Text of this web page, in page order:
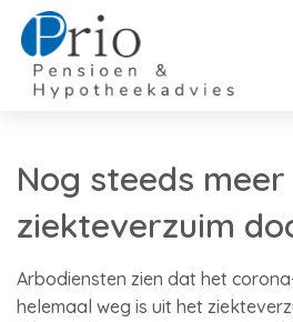
Nog steeds meer
ziekteverzuim
Arbodiensten zien dat het
helemaal weg is uit het